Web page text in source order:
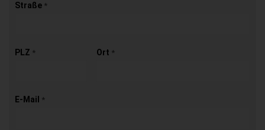
Straße *
PLZ * Ort *
E-Mail *